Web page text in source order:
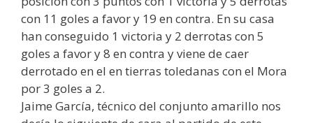
con 11 goles a favor y 19 en contra. En su casa
han conseguido 1 victoria y 2 derrotas con 5
goles a favor y 8 en contra y viene de caer
derrotado en el en tierras toledanas con el Mora
por 3 goles a 2.
Jaime García, técnico del conjunto amarillo nos